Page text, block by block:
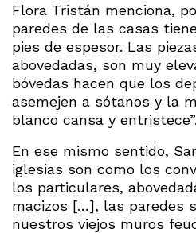
Flora Tristán menciona,
paredes de las casas
pies de espesor. Las
abovedadas, son muy
bóvedas hacen que los
asemejen a sótanos y la
blanco cansa y entristece”.
En ese mismo sentido,
iglesias son como los
los particulares,
macizos […], las paredes
nuestros viejos muros